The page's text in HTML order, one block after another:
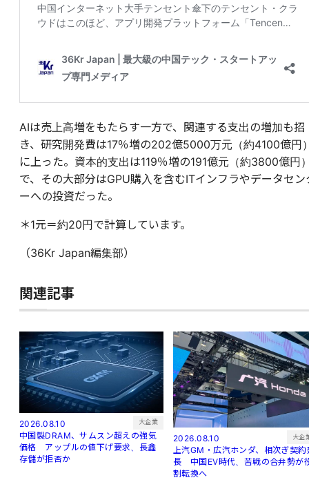
AIは売上高増をもたらす一方で、関連する支出の増加も招
き、研究開発費は17％増の202億5000万元（約4100億円
に上った。資本的支出は119％増の191億元（約3800億円
で、その大部分はGPU購入を含むITインフラやデータセン
ーへの投資だった。
＊1元＝約20円で計算しています。
（36Kr Japan編集部）
関連記事
2026.08.10 大企業
中国製DRAM、サムスン超えの強気
価格 アップルの値下げ要求、長鑫
存儲が拒否か
2026.08.10 大企
上汽GM・広汽ホンダ、相次ぎ契約
長 中国EV時代、苦戦の合弁勢が
割転換へ